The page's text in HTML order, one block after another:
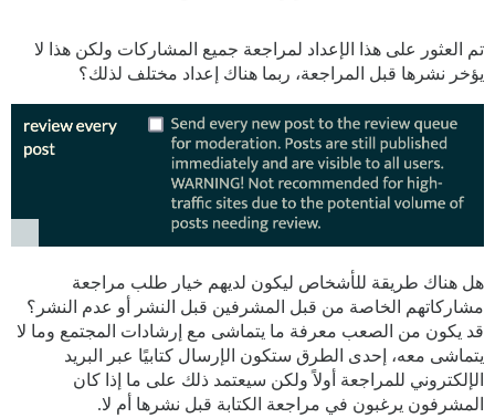
تم العثور على هذا الإعداد لمراجعة جميع المشاركات ولكن هذا لا
يؤخر نشرها قبل المراجعة، ربما هناك إعداد مختلف لذلك؟
هل هناك طريقة للأشخاص ليكون لديهم خيار طلب مراجعة
مشاركاتهم الخاصة من قبل المشرفين قبل النشر أو عدم النشر؟
قد يكون من الصعب معرفة ما يتماشى مع إرشادات المجتمع وما لا
يتماشى معه، إحدى الطرق ستكون الإرسال كتابيًا عبر البريد
الإلكتروني للمراجعة أولاً ولكن سيعتمد ذلك على ما إذا كان
المشرفون يرغبون في مراجعة الكتابة قبل نشرها أم لا.